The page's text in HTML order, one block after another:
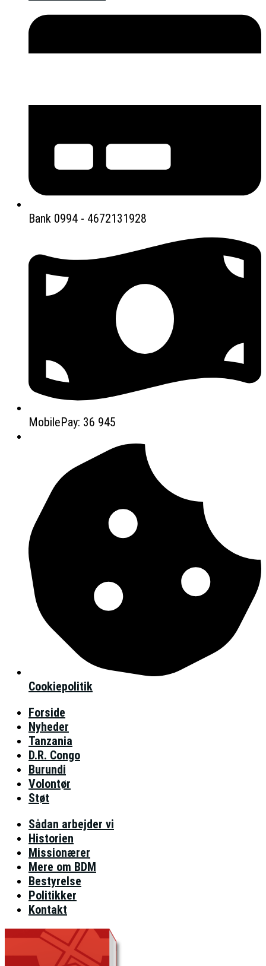
Bank 0994 - 4672131928
MobilePay: 36 945
Cookiepolitik
Forside
Nyheder
Tanzania
D.R. Congo
Burundi
Volontør
Støt
Sådan arbejder vi
Historien
Missionærer
Mere om BDM
Bestyrelse
Politikker
Kontakt